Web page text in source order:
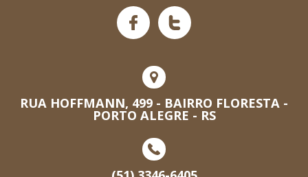
RUA HOFFMANN, 499 - BAIRRO FLORESTA -
PORTO ALEGRE - RS